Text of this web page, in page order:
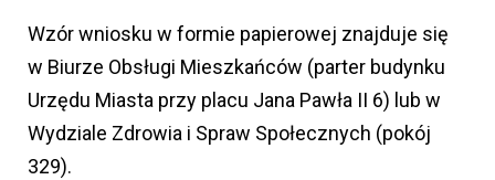
Wzór wniosku w formie papierowej znajduje się
w Biurze Obsługi Mieszkańców (parter budynku
Urzędu Miasta przy placu Jana Pawła II 6) lub w
Wydziale Zdrowia i Spraw Społecznych (pokój
329).